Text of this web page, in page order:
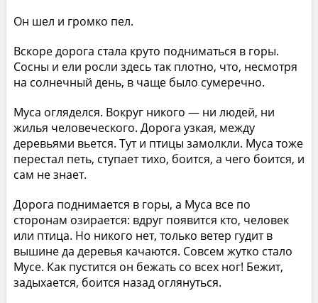
Он шел и громко пел.
Вскоре дорога стала круто подниматься в горы.
Сосны и ели росли здесь так плотно, что, несмотря
на солнечный день, в чаще было сумеречно.
Муса огляделся. Вокруг никого — ни людей, ни
жилья человеческого. Дорога узкая, между
деревьями вьется. Тут и птицы замолкли. Муса тоже
перестал петь, ступает тихо, боится, а чего боится, и
сам не знает.
Дорога поднимается в горы, а Муса все по
сторонам озирается: вдруг появится кто, человек
или птица. Но никого нет, только ветер гудит в
вышине да деревья качаются. Совсем жутко стало
Мусе. Как пустится он бежать со всех ног! Бежит,
задыхается, боится назад оглянуться.